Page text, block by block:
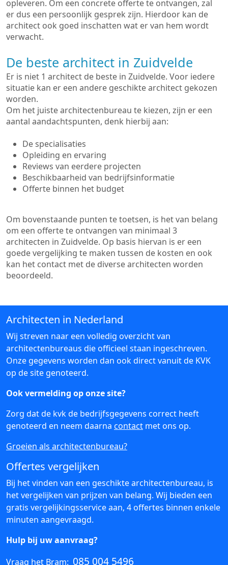
opleveren. Om een concrete offerte te ontvangen, zal
er dus een persoonlijk gesprek zijn. Hierdoor kan de
architect ook goed inschatten wat er van hem wordt
verwacht.
De beste architect in Zuidvelde
Er is niet 1 architect de beste in Zuidvelde. Voor iedere
situatie kan er een andere geschikte architect gekozen
worden.
Om het juiste architectenbureau te kiezen, zijn er een
aantal aandachtspunten, denk hierbij aan:
De specialisaties
Opleiding en ervaring
Reviews van eerdere projecten
Beschikbaarheid van bedrijfsinformatie
Offerte binnen het budget
Om bovenstaande punten te toetsen, is het van belang
om een offerte te ontvangen van minimaal 3
architecten in Zuidvelde. Op basis hiervan is er een
goede vergelijking te maken tussen de kosten en ook
kan het contact met de diverse architecten worden
beoordeeld.
Architecten in Nederland
Wij streven naar een volledig overzicht van
architectenbureaus die officieel staan ingeschreven.
Onze gegevens worden dan ook direct vanuit de KVK
op de site genoteerd.
Ook vermelding op onze site?
Zorg dat de kvk de bedrijfsgegevens correct heeft
genoteerd en neem daarna contact met ons op.
Groeien als architectenbureau?
Offertes vergelijken
Bij het vinden van een geschikte architectenbureau, is
het vergelijken van prijzen van belang. Wij bieden een
gratis vergelijkingsservice aan, 4 offertes binnen enkele
minuten aangevraagd.
Hulp bij uw aanvraag?
Vraag het Bram: 085 004 5496